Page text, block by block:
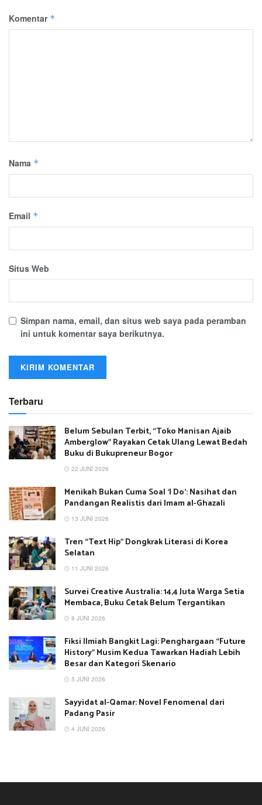
Komentar *
Nama *
Email *
Situs Web
Simpan nama, email, dan situs web saya pada peramban
ini untuk komentar saya berikutnya.
Terbaru
Belum Sebulan Terbit, “Toko Manisan Ajaib
Amberglow” Rayakan Cetak Ulang Lewat Bedah
Buku di Bukupreneur Bogor
22 JUNI 2026
Menikah Bukan Cuma Soal ‘I Do’: Nasihat dan
Pandangan Realistis dari Imam al-Ghazali
13 JUNI 2026
Tren “Text Hip” Dongkrak Literasi di Korea
Selatan
11 JUNI 2026
Survei Creative Australia: 14,4 Juta Warga Setia
Membaca, Buku Cetak Belum Tergantikan
8 JUNI 2026
Fiksi Ilmiah Bangkit Lagi: Penghargaan “Future
History” Musim Kedua Tawarkan Hadiah Lebih
Besar dan Kategori Skenario
5 JUNI 2026
Sayyidat al-Qamar: Novel Fenomenal dari
Padang Pasir
4 JUNI 2026